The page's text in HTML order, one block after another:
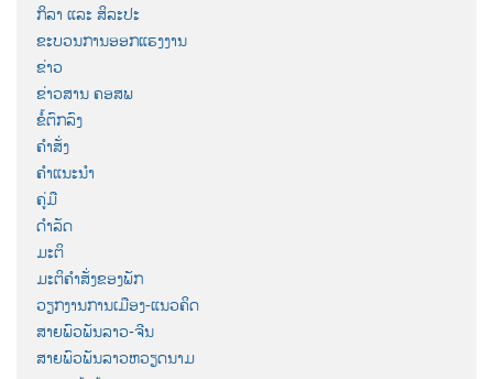
ກິລາ ແລະ ສິລະປະ
ຂະບວນການອອກແຮງງານ
ຂ່າວ
ຂ່າວສານ ຄອສພ
ຂໍ້ຕົກລົງ
ຄຳສັ່ງ
ຄຳແນະນຳ
ຄູ່ມື
ດຳລັດ
ມະຕິ
ມະຕິຄຳສັ່ງຂອງພັກ
ວຽກງານການເມືອງ-ແນວຄິດ
ສາຍພົວພັນລາວ-ຈີນ
ສາຍພົວພັນລາວຫວຽດນາມ